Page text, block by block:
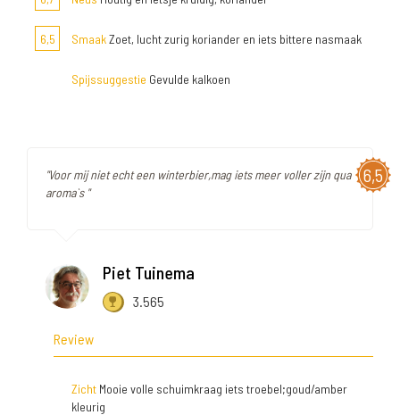
6,5 SmaakZoet, lucht zurig koriander en iets bittere nasmaak
Spijssuggestie Gevulde kalkoen
6,5
"Voor mij niet echt een winterbier,mag iets meer voller zijn qua
aroma`s "
Piet Tuinema
3.565
Review
Zicht Mooie volle schuimkraag iets troebel;goud/amber
kleurig